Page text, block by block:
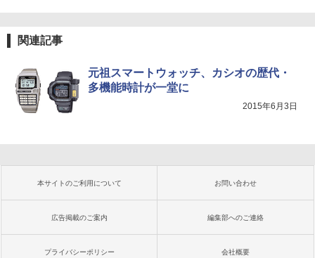
関連記事
元祖スマートウォッチ、カシオの歴代・
多機能時計が一堂に
2015年6月3日
本サイトのご利用について お問い合わせ
広告掲載のご案内 編集部へのご連絡
プライバシーポリシー 会社概要